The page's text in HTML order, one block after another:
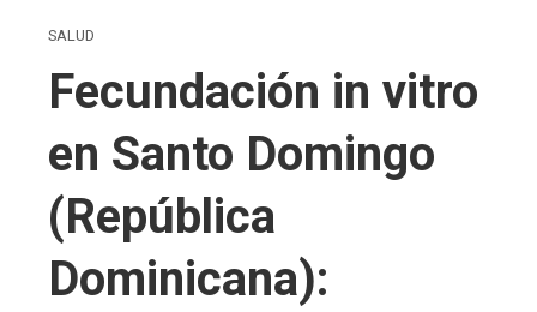
SALUD
Fecundación in vitro
en Santo Domingo
(República
Dominicana):